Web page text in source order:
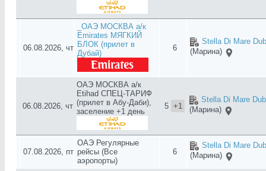
06.08.2026, чт
_ОАЭ МОСКВА а/к
Emirates МЯГКИЙ
БЛОК (прилет в
Дубай)
6
Stella Di Mare
(Марина)
06.08.2026, чт
ОАЭ МОСКВА а/к
Etihad СПЕЦ-ТАРИФ
(прилет в Абу-Даби),
заселение +1 день
5 +1
Stella Di Mare
(Марина)
07.08.2026, пт
ОАЭ Регулярные
рейсы (Все
аэропорты)
6
Stella Di Mare
(Марина)